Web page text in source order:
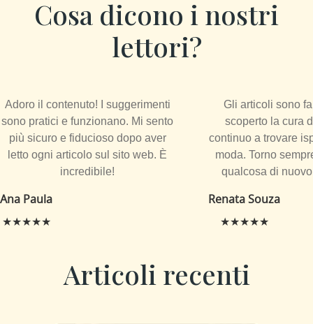
Cosa dicono i nostri
lettori?
Adoro il contenuto! I suggerimenti
sono pratici e funzionano. Mi sento
più sicuro e fiducioso dopo aver
letto ogni articolo sul sito web. È
incredibile!
Ana Paula
★★★★★
Gli articoli sono
scoperto la cura
continuo a trovare
moda. Torno
qualcosa di
Renata Souza
★★★★★
Articoli recenti